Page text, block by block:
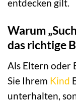
entdecken gilt.
Warum
das richtige
Als Eltern oder
Sie Ihrem Kind
unterhalten,